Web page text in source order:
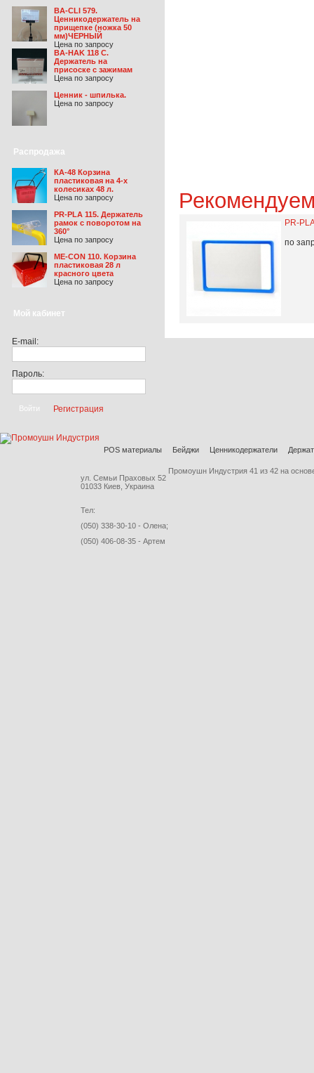
BA-CLI 579.
Ценникодержатель на
прищепке (ножка 50
мм)ЧЕРНЫЙ
Цена по запросу
BA-HAK 118 C.
Держатель на
присоске с зажимам
Цена по запросу
Ценник - шпилька.
Цена по запросу
Распродажа
КА-48 Корзина
пластиковая на 4-х
колесиках 48 л.
Цена по запросу
PR-PLA 115. Держатель
рамок c поворотом на
360°
Цена по запросу
ME-CON 110. Корзина
пластиковая 28 л
красного цвета
Цена по запросу
Мой кабинет
E-mail:
Пароль:
Регистрация
PR-
по
POS материалы Бейджи Ценникодержатели
ул. Семьи Праховых 52
01033 Киев, Украина
Тел:
(050) 338-30-10 - Олена;
(050) 406-08-35 - Артем
Промоушн Индустрия 41 из 42 на